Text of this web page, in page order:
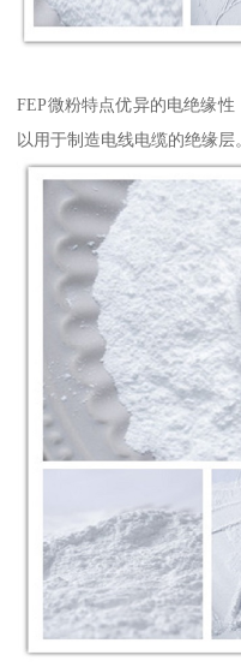
FEP微粉特点优异的电绝缘
以用于制造电线电缆的绝缘层